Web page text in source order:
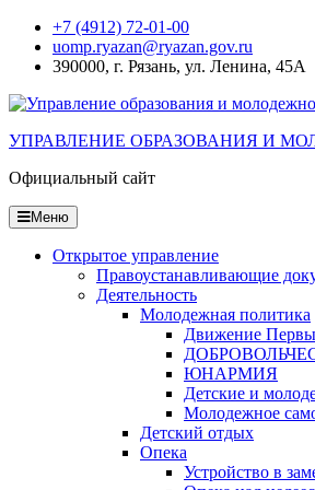
Перейти
содержанию
+7 (4912) 72-01-00
uomp.ryazan@ryazan.gov.ru
390000, г. Рязань, ул. Ленина, 45А
УПРАВЛЕНИЕ ОБРАЗОВАНИЯ И
Официальный сайт
Меню
Открытое управление
Правоустанавливающие
Деятельность
Молодежная политика
Движение
ЮНАРМИЯ
Детские и
Молодежное
Детский отдых
Опека
Устройство в